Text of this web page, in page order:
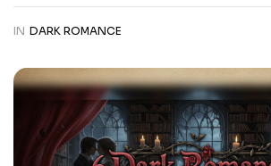
IN DARK ROMANCE